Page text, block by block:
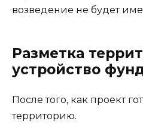
возведение не будет
Разметка
устройство
После того, как проект
территорию.